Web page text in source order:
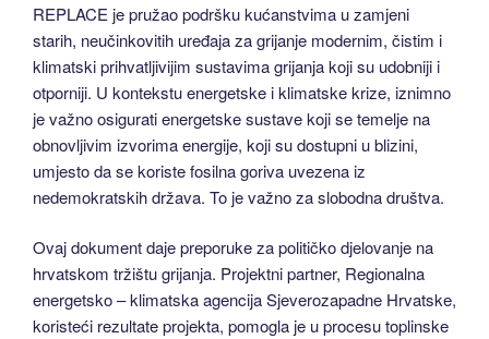
REPLACE je pružao podršku kućanstvima u zamjeni
starih, neučinkovitih uređaja za grijanje modernim, čistim i
klimatski prihvatljivijim sustavima grijanja koji su udobniji i
otporniji. U kontekstu energetske i klimatske krize, iznimno
je važno osigurati energetske sustave koji se temelje na
obnovljivim izvorima energije, koji su dostupni u blizini,
umjesto da se koriste fosilna goriva uvezena iz
nedemokratskih država. To je važno za slobodna društva.
Ovaj dokument daje preporuke za političko djelovanje na
hrvatskom tržištu grijanja. Projektni partner, Regionalna
energetsko – klimatska agencija Sjeverozapadne Hrvatske,
koristeći rezultate projekta, pomogla je u procesu toplinske